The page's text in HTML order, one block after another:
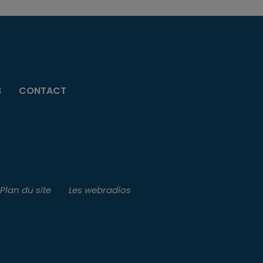
CONTACT
Plan du site Les webradios